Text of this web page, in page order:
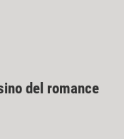
del romance